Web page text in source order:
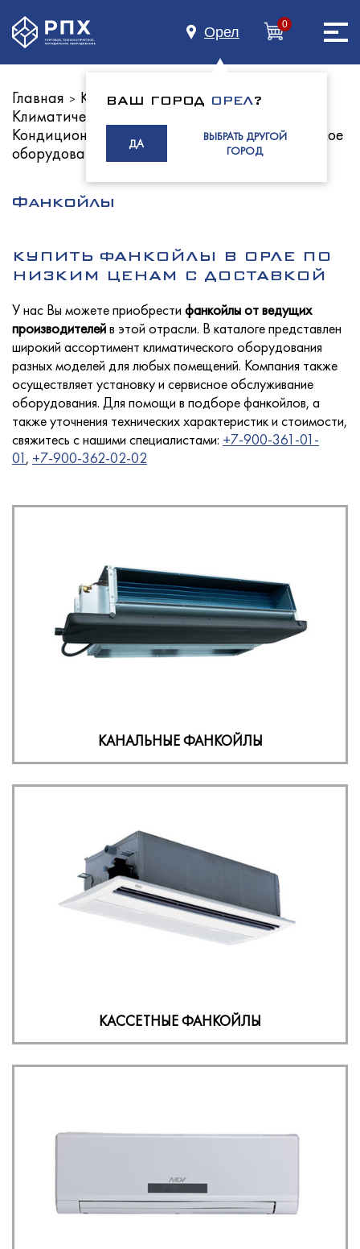
Орел
ВАШ ГОРОД ОРЕЛ?
ДА
ВЫБРАТЬ ДРУГОЙ
ГОРОД
0
Каталог
Индустриям
Услуги
Новости
Для покупателей
Контакты
Главная > Каталог оборудования>
Климатическое оборудование
Кондиционеры
Промышленное климатическое
оборудование
Фанкойлы
КУПИТЬ ФАНКОЙЛЫ В ОРЛЕ ПО
НИЗКИМ ЦЕНАМ С ДОСТАВКОЙ
У нас Вы можете приобрести фанкойлы от ведущих
производителейв этой отрасли. В каталоге представлен
широкий ассортимент климатического оборудования
разных моделей для любых помещений. Компания также
осуществляет установку и сервисное обслуживание
оборудования. Для помощи в подборе фанкойлов, а
также уточнения технических характеристик и стоимости,
свяжитесь с нашими специалистами: +7-900-361-01-
01, +7-900-362-02-02
КАНАЛЬНЫЕ ФАНКОЙЛЫ
КАССЕТНЫЕ ФАНКОЙЛЫ